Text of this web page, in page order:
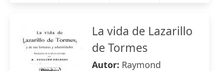
La vida de Lazarillo
de Tormes
Autor: Raymond